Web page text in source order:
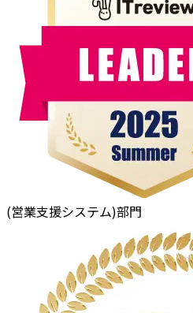
(営業支援システム)部門